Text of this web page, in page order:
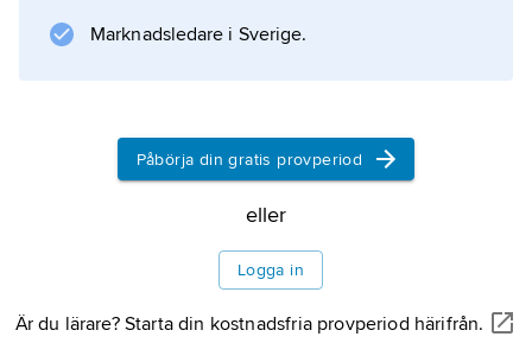
välfärdsinstitutioner, domstolar, administrativa
myndigheter eller lagstiftande organ, ska
Information om artikeln
Marknadsledare i Sverige.
Påbörja din gratis provperiod
eller
Logga in
Är du lärare? Starta din kostnadsfria provperiod härifrån.